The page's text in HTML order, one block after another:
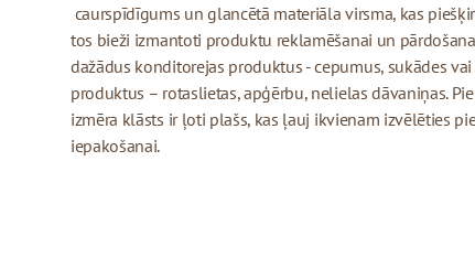
caurspīdīgums un glancētā materiāla virsma, kas
tos bieži izmantoti produktu reklamēšanai un
dažādus konditorejas produktus - cepumus, sukādes
produktus – rotaslietas, apģērbu, nelielas dāvaniņas.
izmēra klāsts ir ļoti plašs, kas ļauj ikvienam izvēlēties
iepakošanai.